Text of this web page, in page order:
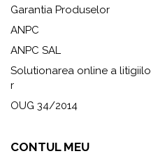
Garantia Produselor
ANPC
ANPC SAL
Solutionarea online a litigiilo
r
OUG 34/2014
CONTUL MEU